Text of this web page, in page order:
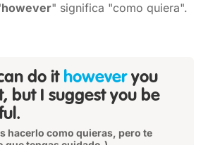
however" significa "como quiera".
do it howeveryou
but I suggest you be
hacerlo como quieras, pero te